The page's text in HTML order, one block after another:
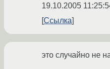
19.10.2005
Ссылка
это случайно не